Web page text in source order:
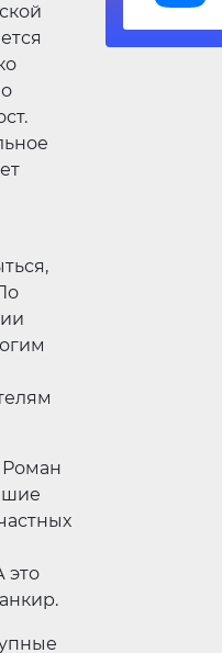
Роман
это